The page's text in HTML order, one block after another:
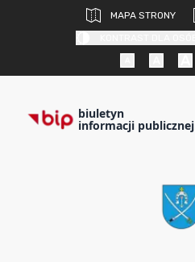
MAPA STRONY
biuletyn
informacji publicznej